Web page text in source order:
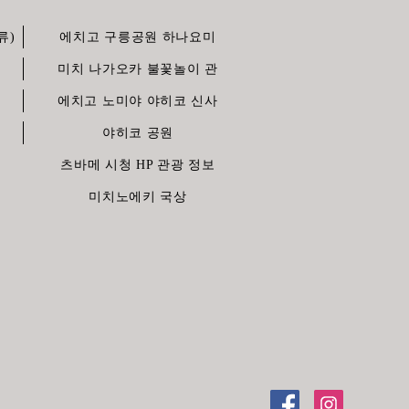
) 에치고 구릉공원 하나요미
미치 나가오카 불꽃놀이 관
에치고 노미야 야히코 신사
야히코 공원
츠바메 시청 HP 관광 정보
미치노에키 국상